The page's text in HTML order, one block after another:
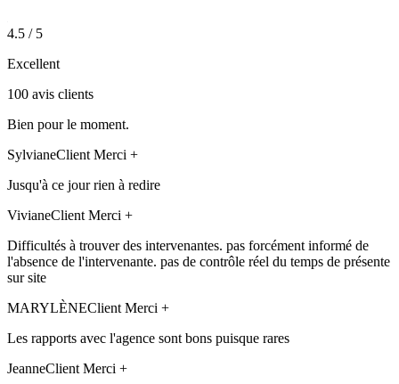
4.5 / 5
Excellent
100 avis clients
Bien pour le moment.
SylvianeClient Merci +
Jusqu'à ce jour rien à redire
VivianeClient Merci +
Difficultés à trouver des intervenantes. pas forcément informé de
l'absence de l'intervenante. pas de contrôle réel du temps de présente
sur site
MARYLÈNEClient Merci +
Les rapports avec l'agence sont bons puisque rares
JeanneClient Merci +